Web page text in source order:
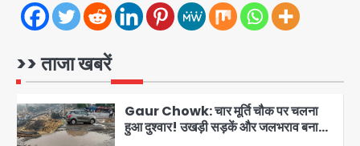
>> ताजा खबरें
1
Noida waterlogging: नोएडा में
Gaur Chowk: चार मूर्ति चौक पर चलना
हुआ दुश्वार! उखड़ी सड़कें और जलभराव बना